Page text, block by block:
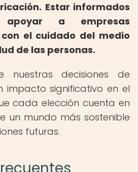
Estar informados
a empresas
el cuidado del medio
de las personas.
nuestras decisiones de
impacto significativo en el
cada elección cuenta en
un mundo más sostenible
futuras.